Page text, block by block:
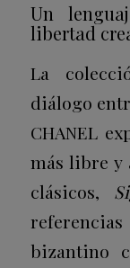
Un
libertad
La
diálogo
CHANEL
más libre y
clásicos,
bizantino